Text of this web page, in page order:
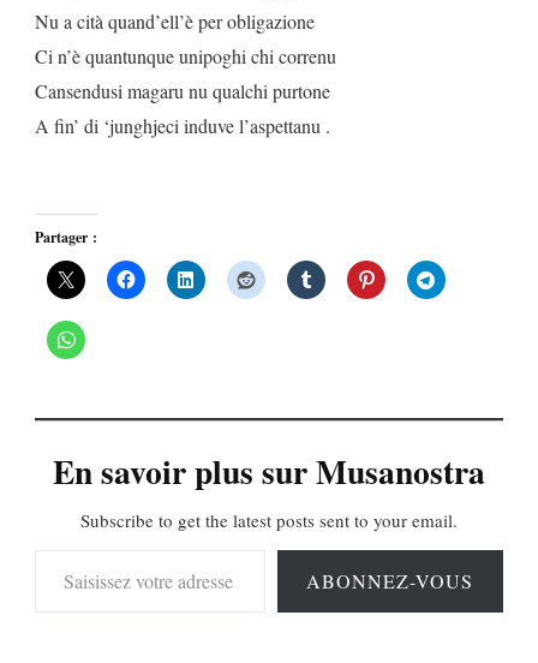
Nu a cità quand’ell’è per obligazione
Ci n’è quantunque unipoghi chi correnu
Cansendusi magaru nu qualchi purtone
A fin’ di ‘junghjeci induve l’aspettanu .
Partager :
En savoir plus sur Musanostra
Subscribe to get the latest posts sent to your email.
Saisissez votre adresse e-mail…
ABONNEZ-VOUS